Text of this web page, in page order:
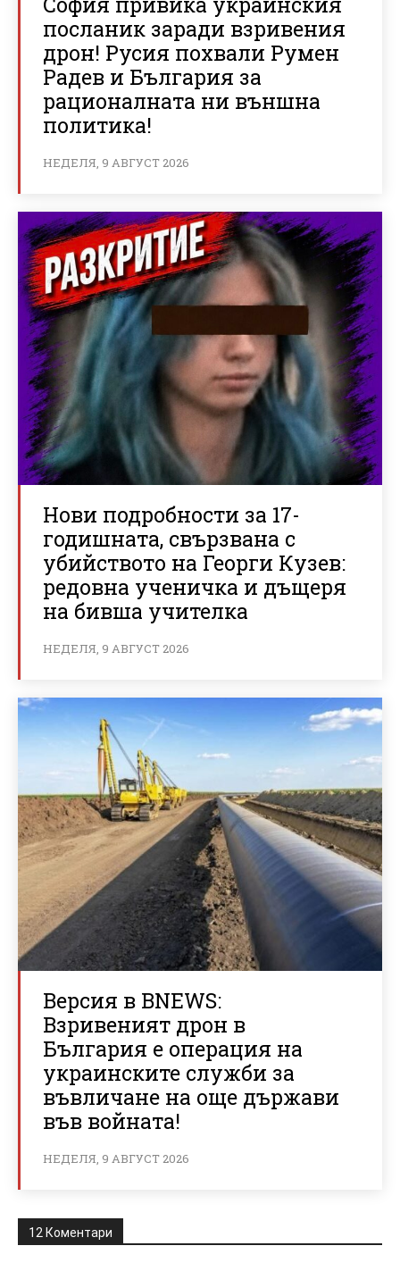
посланик заради взривения
дрон! Русия похвали Румен
Радев и България за
рационалната ни външна
политика!
НЕДЕЛЯ, 9 АВГУСТ 2026
Нови подробности за 17-
годишната, свързвана с
убийството на Георги Кузев:
редовна ученичка и дъщеря
на бивша учителка
НЕДЕЛЯ, 9 АВГУСТ 2026
Версия в BNEWS:
Взривеният дрон в
България е операция на
украинските служби за
въвличане на още държави
във войната!
НЕДЕЛЯ, 9 АВГУСТ 2026
12 Коментари